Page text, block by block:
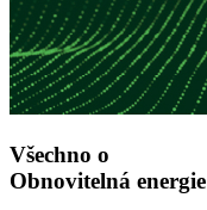
Všechno o
Obnovitelná energie